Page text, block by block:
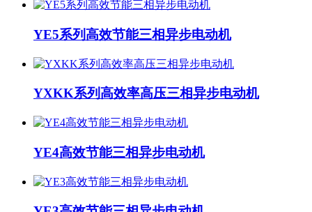
YE5系列高效节能三相异步电动机
YXKK系列高效率高压三相异步电动机
YE4高效节能三相异步电动机